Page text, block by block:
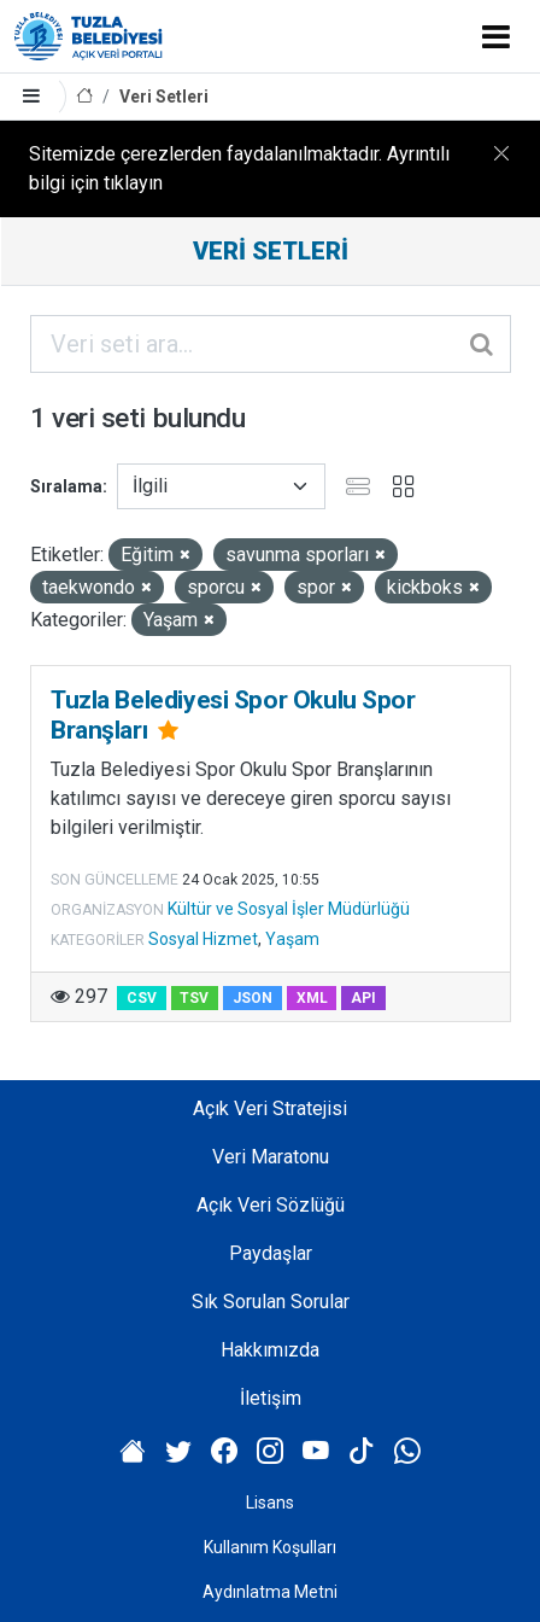
Veri Setleri
Sitemizde çerezlerden faydalanılmaktadır. Ayrıntılı
bilgi için tıklayın
Sonuçları
ORGANIZASYONLAR
KATEGORILER
ETIKETLER
LISANSLAR
VERI SETLERI
1 veri seti bulundu
Sıralama
Etiketler: Eğitim
savunma sporları
taekwondo
sporcu spor
kickboks
Kategoriler:
Yaşam
Tuzla Belediyesi Spor Okulu Spor
Branşları
Tuzla Belediyesi Spor Okulu Spor Branşlarının
katılımcı sayısı ve dereceye giren sporcu sayısı
bilgileri verilmiştir.
SON GÜNCELLEME 24 Ocak 2025, 10:55
ORGANIZASYON Kültür ve Sosyal İşler Müdürlüğü
KATEGORILER Sosyal Hizmet, Yaşam
297 CSV TSV JSON XML API
Açık Veri Stratejisi
Veri Maratonu
Açık Veri Sözlüğü
Paydaşlar
Sık Sorulan Sorular
Hakkımızda
İletişim
Lisans
Kullanım Koşulları
Aydınlatma Metni